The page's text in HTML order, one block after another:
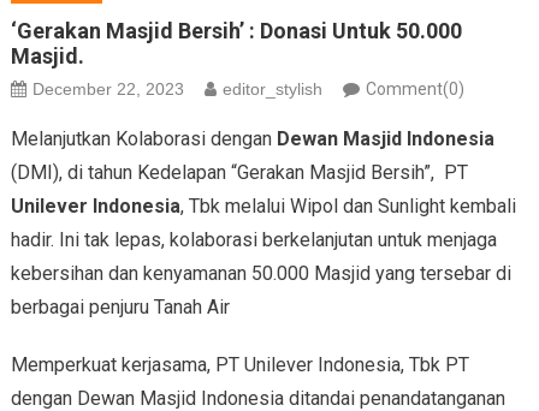
‘Gerakan Masjid Bersih’ : Donasi Untuk 50.000
Masjid.
December 22, 2023 editor_stylish Comment(0)
Melanjutkan Kolaborasi dengan Dewan Masjid Indonesia
(DMI), di tahun Kedelapan “Gerakan Masjid Bersih”, PT
Unilever Indonesia, Tbk melalui Wipol dan Sunlight kembali
hadir. Ini tak lepas, kolaborasi berkelanjutan untuk menjaga
kebersihan dan kenyamanan 50.000 Masjid yang tersebar di
berbagai penjuru Tanah Air
Memperkuat kerjasama, PT Unilever Indonesia, Tbk PT
dengan Dewan Masjid Indonesia ditandai penandatanganan